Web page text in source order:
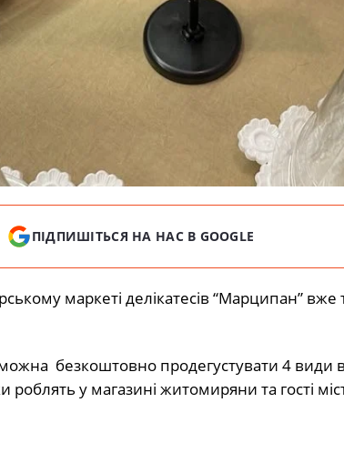
ПІДПИШІТЬСЯ НА НАС В GOOGLE
маркеті делікатесів “Марципан” вже
безкоштовно продегустувати 4 види
у магазині житомиряни та гості